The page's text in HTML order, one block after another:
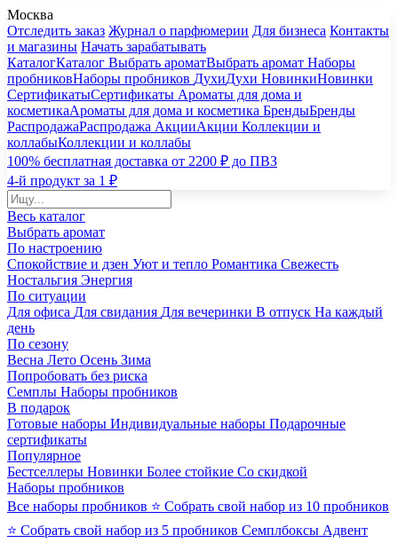
Москва
Отследить заказ Журнал о парфюмерии Для бизнеса Контакты
и магазины Начать зарабатывать
КаталогКаталог Выбрать ароматВыбрать аромат Наборы
пробниковНаборы пробников ДухиДухи НовинкиНовинки
СертификатыСертификаты Ароматы для дома и
косметикаАроматы для дома и косметика БрендыБренды
РаспродажаРаспродажа АкцииАкции Коллекции и
коллабыКоллекции и коллабы
100% бесплатная доставка от 2200 ₽ до ПВЗ
4-й продукт за 1 ₽
Весь каталог
Выбрать аромат
По настроению
Спокойствие и дзен Уют и тепло Романтика Свежесть
Ностальгия Энергия
По ситуации
Для офиса Для свидания Для вечеринки В отпуск На каждый
день
По сезону
Весна Лето Осень Зима
Попробовать без риска
Семплы Наборы пробников
В подарок
Готовые наборы Индивидуальные наборы Подарочные
сертификаты
Популярное
Бестселлеры Новинки Более стойкие Со скидкой
Наборы пробников
Все наборы пробников ⭐ Собрать свой набор из 10 пробников
⭐ Собрать свой набор из 5 пробников Семплбоксы Адвент